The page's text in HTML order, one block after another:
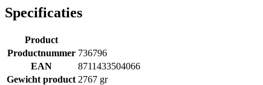
Specificaties
Product
Productnummer 736796
EAN
8711433504066
Gewicht product 2767 gr